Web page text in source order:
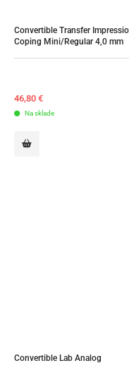
Convertible Transfer
Coping Mini/Regular 4,0 mm
46,80 €
Na sklade
Convertible Lab Analog